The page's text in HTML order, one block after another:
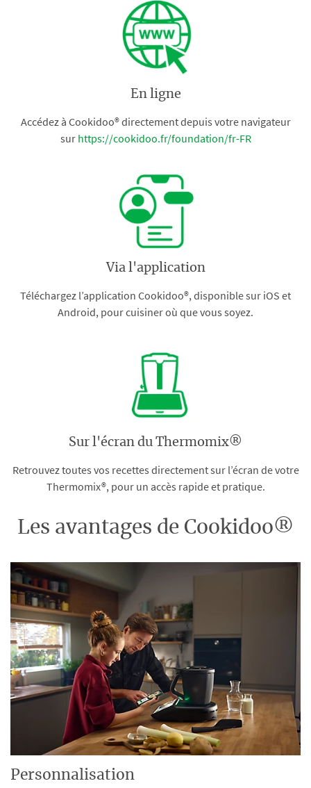
En ligne
Accédez à Cookidoo® directement depuis votre navigateur
sur https://cookidoo.fr/foundation/fr-FR
Via l'application
Téléchargez l’application Cookidoo®, disponible sur iOS et
Android, pour cuisiner où que vous soyez.
Sur l'écran du Thermomix®
Retrouvez toutes vos recettes directement sur l’écran de votre
Thermomix®, pour un accès rapide et pratique.
Les avantages de Cookidoo®
Personnalisation